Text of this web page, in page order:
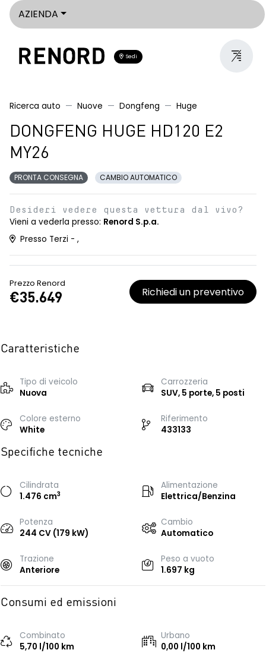
AZIENDA
Sedi
Ricerca auto Nuove Dongfeng Huge
DONGFENG HUGE HD120 E2
MY26
PRONTA CONSEGNA CAMBIO AUTOMATICO
Desideri vedere questa vettura dal vivo?
Vieni a vederla presso: Renord S.p.a.
Presso Terzi - ,
Prezzo Renord
€35.649 Richiedi un preventivo
Caratteristiche
Tipo di veicolo
Nuova
Carrozzeria
SUV, 5 porte, 5 posti
Colore esterno
White
Riferimento
433133
Specifiche tecniche
Cilindrata
1.476 cm3
Alimentazione
Elettrica/Benzina
Potenza
244 CV (179 kW)
Cambio
Automatico
Trazione
Anteriore
Peso a vuoto
1.697 kg
Consumi ed emissioni
Combinato
5,70 l/100 km
Urbano
0,00 l/100 km